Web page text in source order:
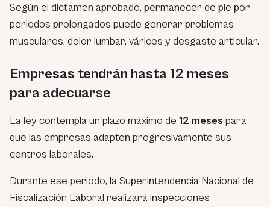
Según el dictamen aprobado, permanecer de pie por
periodos prolongados puede generar problemas
musculares, dolor lumbar, várices y desgaste articular.
Empresas tendrán hasta 12 meses
para adecuarse
La ley contempla un plazo máximo de 12 meses para
que las empresas adapten progresivamente sus
centros laborales.
Durante ese periodo, la Superintendencia Nacional de
Fiscalización Laboral realizará inspecciones